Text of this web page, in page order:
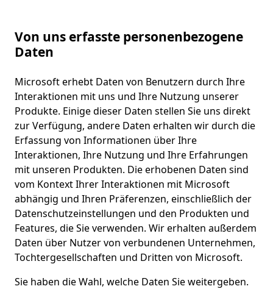
Von uns erfasste personenbezogene
Daten
Microsoft erhebt Daten von Benutzern durch Ihre
Interaktionen mit uns und Ihre Nutzung unserer
Produkte. Einige dieser Daten stellen Sie uns direkt
zur Verfügung, andere Daten erhalten wir durch die
Erfassung von Informationen über Ihre
Interaktionen, Ihre Nutzung und Ihre Erfahrungen
mit unseren Produkten. Die erhobenen Daten sind
vom Kontext Ihrer Interaktionen mit Microsoft
abhängig und Ihren Präferenzen, einschließlich der
Datenschutzeinstellungen und den Produkten und
Features, die Sie verwenden. Wir erhalten außerdem
Daten über Nutzer von verbundenen Unternehmen,
Tochtergesellschaften und Dritten von Microsoft.
Sie haben die Wahl, welche Daten Sie weitergeben.